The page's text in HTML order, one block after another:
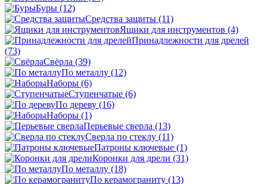
Буры (12)
Средства защиты (11)
Ящики для инструментов (4)
Принадлежности для дрелей
(73)
Свёрла (39)
По металлу (12)
Наборы (6)
Ступенчатые (6)
По дереву (16)
Наборы (1)
Перьевые сверла (13)
Сверла по стеклу (11)
Патроны ключевые (1)
Коронки для дрели (31)
По металлу (18)
По керамограниту (13)